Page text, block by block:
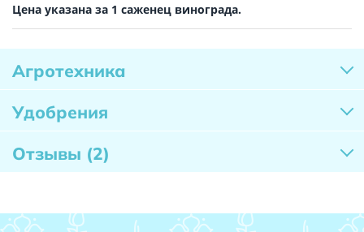
Цена указана за 1 саженец винограда.
Агротехника
Удобрения
Отзывы (2)